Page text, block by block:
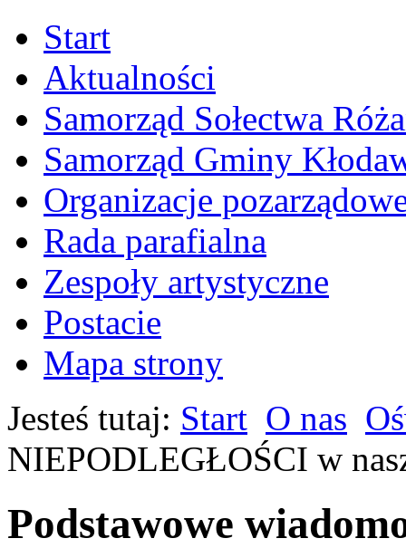
Start
Aktualności
Samorząd Sołectwa
Samorząd Gminy
Organizacje
Rada parafialna
Zespoły artystyczne
Postacie
Mapa strony
Jesteś tutaj: Start O nas
NIEPODLEGŁOŚCI w
Podstawowe